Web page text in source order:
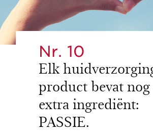
Nr. 10
Elk
product bevat nog
extra ingrediënt:
PASSIE.